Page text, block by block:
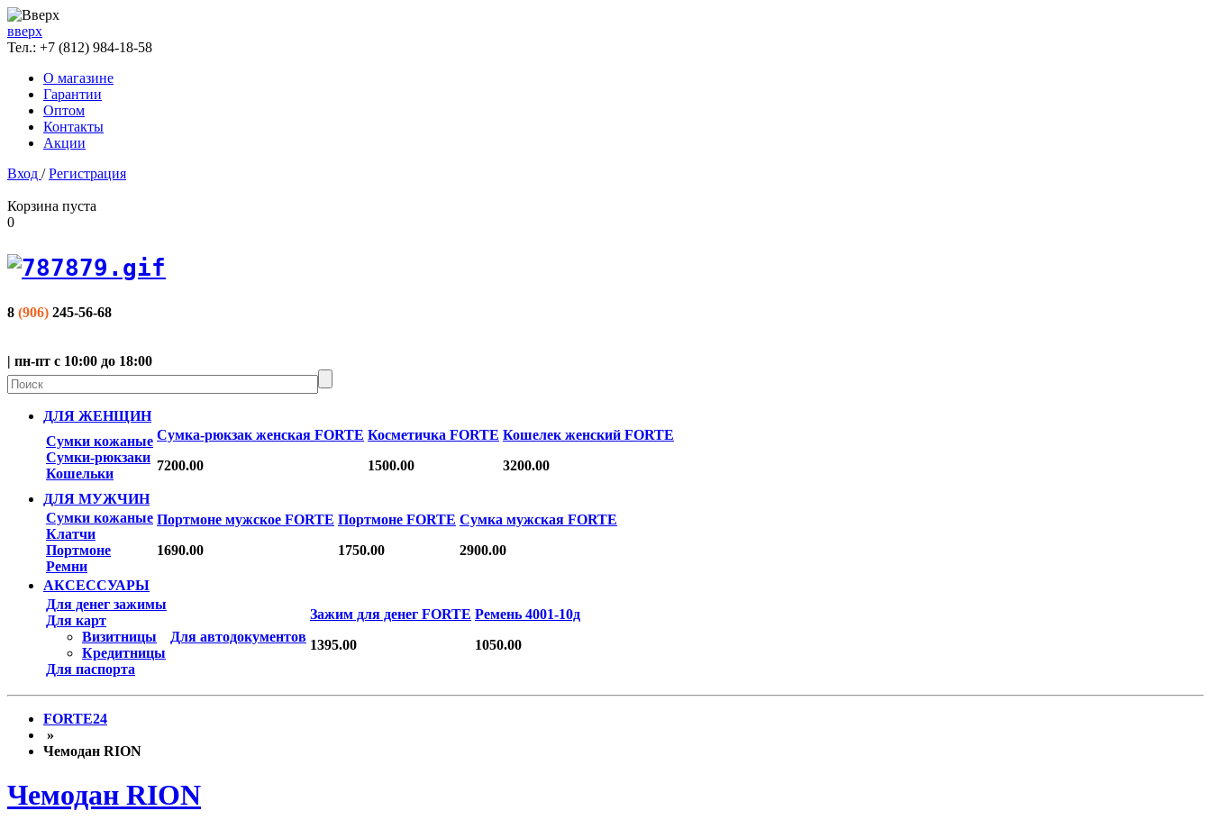
вверх
Тел.: +7 (812) 984-18-58
О магазине
Гарантии
Оптом
Контакты
Акции
Вход /Регистрация
Корзина пуста
0
8 (906) 245-56-68
| пн-пт с 10:00 до 18:00
ДЛЯ ЖЕНЩИН
Сумки кожаные
Сумки-рюкзаки
Кошельки
Сумка-рюкзак женская FORTE
7200.00
Косметичка FORTE
1500.00
Кошелек женский FORTE
3200.00
ДЛЯ МУЖЧИН
Сумки кожаные
Клатчи
Портмоне
Ремни
Портмоне мужское FORTE
1690.00
Портмоне FORTE
1750.00
Сумка мужская FORTE
2900.00
АКСЕССУАРЫ
Для денег зажимы
Для карт
Визитницы
Кредитницы
Для паспорта
Для автодокументов
Зажим для денег FORTE
1395.00
Ремень 4001-10д
1050.00
FORTE24
»
Чемодан RION
Чемодан RION